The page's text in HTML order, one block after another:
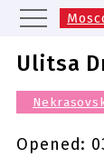
Ulitsa
Opened: